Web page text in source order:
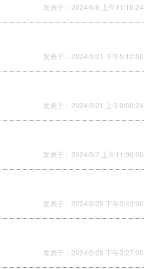
发表于：2024/5/8 上午11:16:24
发表于：2024/3/21 下午5:12:00
发表于：2024/3/21 上午9:00:24
发表于：2024/3/7 上午11:06:00
发表于：2024/2/29 下午3:43:00
发表于：2024/2/28 下午3:27:00